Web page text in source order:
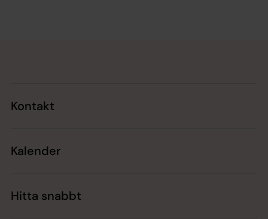
Kontakt
Kalender
Hitta snabbt